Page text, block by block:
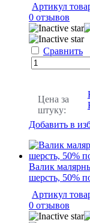
Артикул
0 отзывов
Сравнить
Цена за
штуку:
Добавить в
Валик
шерсть, 50%
Артикул
0 отзывов